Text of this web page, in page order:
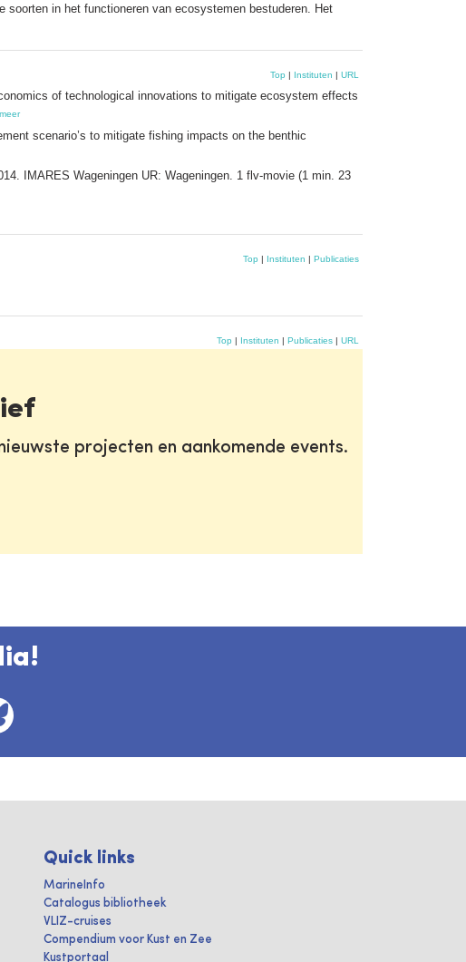
in het functioneren van ecosystemen bestuderen. Het
Top | Instituten | URL
of technological innovations to mitigate ecosystem effects
meer
scenario’s to mitigate fishing impacts on the benthic
IMARES Wageningen UR: Wageningen. 1 flv-movie (1 min. 23
Top | Instituten | Publicaties
Top | Instituten | Publicaties | URL
projecten en aankomende events.
Quick links
MarineInfo
Catalogus bibliotheek
VLIZ-cruises
Compendium voor Kust en Zee
Kustportaal